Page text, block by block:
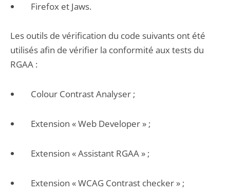
Firefox et Jaws.
Les outils de vérification du code suivants ont été
utilisés afin de vérifier la conformité aux tests du
RGAA :
Colour Contrast Analyser ;
Extension « Web Developer » ;
Extension « Assistant RGAA » ;
Extension « WCAG Contrast checker » ;